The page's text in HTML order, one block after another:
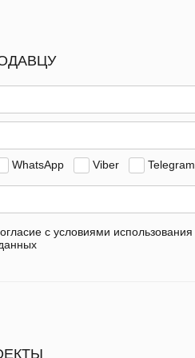
WhatsApp Viber Telegram
с условиями использования